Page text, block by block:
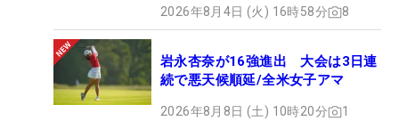
2026年8月4日 (火) 16時58分 8
岩永杏奈が16強進出 大会は3日連
続で悪天候順延/全米女子アマ
2026年8月8日 (土) 10時20分 1